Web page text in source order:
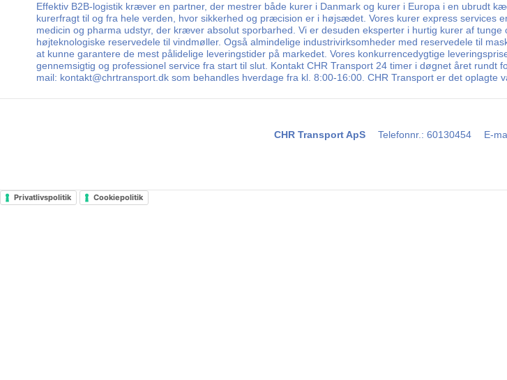
Effektiv B2B-logistik kræver en partner, der mestrer både kurer i Danmark og kurer i Europa i en ubrudt
kurerfragt til og fra hele verden, hvor sikkerhed og præcision er i højsædet. Vores kurer express services
medicin og pharma udstyr, der kræver absolut sporbarhed. Vi er desuden eksperter i hurtig kurer af
højteknologiske reservedele til vindmøller. Også almindelige industrivirksomheder med reservedele til
at kunne garantere de mest pålidelige leveringstider på markedet. Vores konkurrencedygtige
gennemsigtig og professionel service fra start til slut. Kontakt CHR Transport 24 timer i døgnet året
mail: kontakt@chrtransport.dk som behandles hverdage fra kl. 8:00-16:00. CHR Transport er det oplagte
CHR Transport ApS Telefonnr. : 60130454 E-
Privatlivspolitik Cookiepolitik